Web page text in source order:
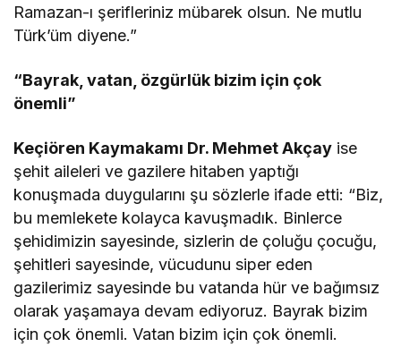
Ramazan-ı şerifleriniz mübarek olsun. Ne mutlu
Türk’üm diyene.”
“Bayrak, vatan, özgürlük bizim için çok
önemli”
Keçiören Kaymakamı Dr. Mehmet Akçay ise
şehit aileleri ve gazilere hitaben yaptığı
konuşmada duygularını şu sözlerle ifade etti: “Biz,
bu memlekete kolayca kavuşmadık. Binlerce
şehidimizin sayesinde, sizlerin de çoluğu çocuğu,
şehitleri sayesinde, vücudunu siper eden
gazilerimiz sayesinde bu vatanda hür ve bağımsız
olarak yaşamaya devam ediyoruz. Bayrak bizim
için çok önemli. Vatan bizim için çok önemli.